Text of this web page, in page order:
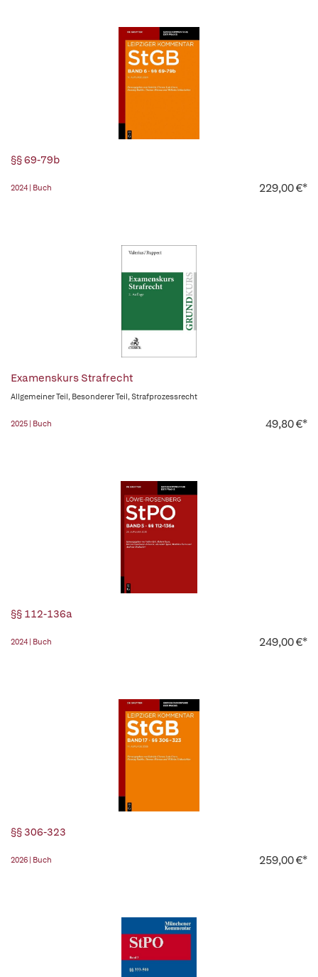
§§ 69-79b
2024 | Buch 229,00 €*
Examenskurs Strafrecht
Allgemeiner Teil, Besonderer Teil, Strafprozessrecht
2025 | Buch 49,80 €*
§§ 112-136a
2024 | Buch 249,00 €*
§§ 306-323
2026 | Buch 259,00 €*